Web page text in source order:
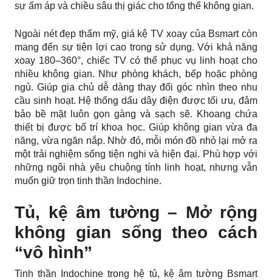
sự ấm áp và chiều sâu thị giác cho tổng thể không gian.
Ngoài nét đẹp thẩm mỹ, giá kệ TV xoay của Bsmart còn
mang đến sự tiện lợi cao trong sử dụng. Với khả năng
xoay 180–360°, chiếc TV có thể phục vụ linh hoạt cho
nhiều không gian. Như phòng khách, bếp hoặc phòng
ngủ. Giúp gia chủ dễ dàng thay đổi góc nhìn theo nhu
cầu sinh hoạt. Hệ thống dấu dây điện được tối ưu, đảm
bảo bề mặt luôn gọn gàng và sạch sẽ. Khoang chứa
thiết bị được bố trí khoa học. Giúp không gian vừa đa
năng, vừa ngăn nắp. Nhờ đó, mỗi món đồ nhỏ lại mở ra
một trải nghiệm sống tiện nghi và hiện đại. Phù hợp với
những ngôi nhà yêu chuộng tính linh hoạt, nhưng vẫn
muốn giữ trọn tinh thần Indochine.
Tủ, kệ âm tường – Mở rộng
không gian sống theo cách
“vô hình”
Tinh thần Indochine trong hệ tủ, kệ âm tường Bsmart